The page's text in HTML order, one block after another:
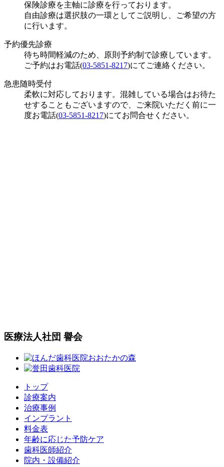
保険診療を主軸に診療を行っております。
自由診療は選択肢の一環としてご説明し、ご希望の方
に行います。
予約優先診療
待ち時間軽減のため、原則予約制で診療しています。
ご予約はお電話(03-5851-8217)にてご連絡ください。
急患随時受付
柔軟に対応しております。混雑している場合はお待た
せすることもございますので、ご来院いただく前に一
度お電話(03-5851-8217)にてお問合せください。
医療法人社団 譽会
トップ
診療案内
治療事例
インプラント
料金表
年齢に応じた予防ケア
歯科医師紹介
院内・設備紹介